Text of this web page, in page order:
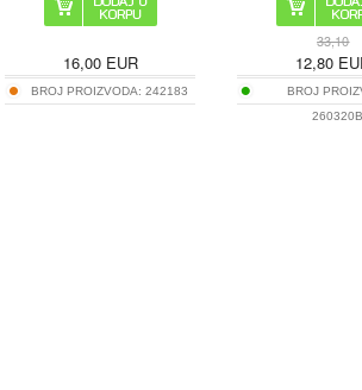
16,00EUR
BROJ PROIZVODA: 242183
33,10
12,80
BROJ